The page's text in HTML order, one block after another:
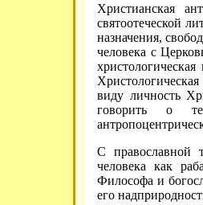
Христианская
святоотеческой
назначения,
человека с
виду личность
говорить о
С православной
человека как
Философа и
его